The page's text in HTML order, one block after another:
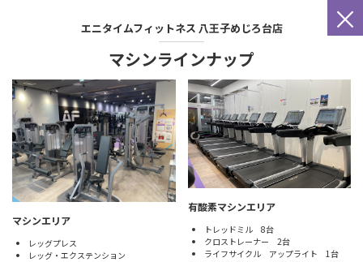
×
エニタイムフィットネス 八王子めじろ台店
マシンラインナップ
マシンエリア
レッグプレス
レッグ・エクステンション
有酸素マシンエリア
トレッドミル 8台
クロストレーナー 2台
ライフサイクル アップライト 1台